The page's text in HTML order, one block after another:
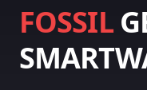
FOSSIL